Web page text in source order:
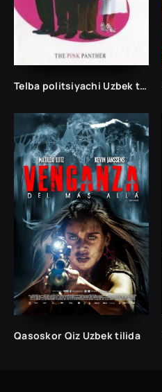
Telba politsiyachi Uzbek tilida
Qasoskor Qiz Uzbek tilida